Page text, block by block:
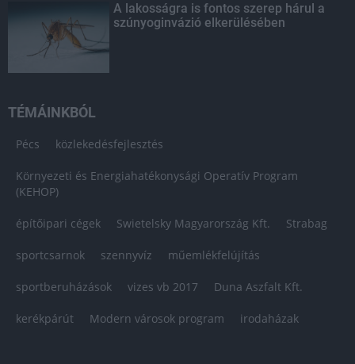
A lakosságra is fontos szerep hárul a
szúnyoginvázió elkerülésében
TÉMÁINKBÓL
Pécs közlekedésfejlesztés
Környezeti és Energiahatékonysági Operatív Program
(KEHOP)
építőipari cégek Swietelsky Magyarország Kft. Strabag
sportcsarnok szennyvíz műemlékfelújítás
sportberuházások vizes vb 2017 Duna Aszfalt Kft.
kerékpárút Modern városok program irodaházak